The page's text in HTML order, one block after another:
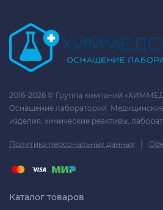
2016-2026 © Группа компаний
Оснащение лабораторий.
изделия, химические реактивы,
Политика персональных данных |
Каталог товаров